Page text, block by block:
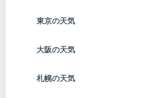
東京の天気
大阪の天気
札幌の天気